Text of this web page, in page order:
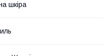
шкіра